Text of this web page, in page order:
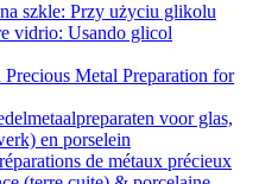
szkle: Przy użyciu glikolu
vidrio: Usando glicol
Metal Preparation for
voor glas,
en porselein
de métaux précieux